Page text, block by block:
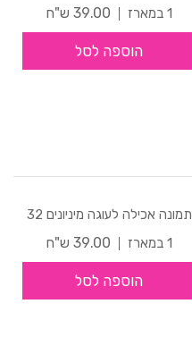
1 במארז
39.00 ש"ח
הוספה לסל
תמונה אכילה לעוגה מיניונים 32
1 במארז
39.00 ש"ח
הוספה לסל